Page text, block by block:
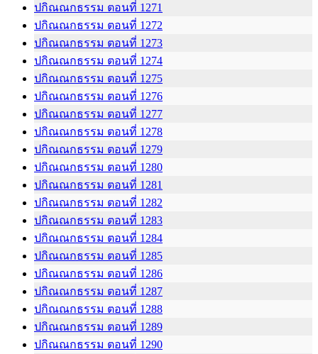
ปกิณณกธรรม ตอนที่ 1271
ปกิณณกธรรม ตอนที่ 1272
ปกิณณกธรรม ตอนที่ 1273
ปกิณณกธรรม ตอนที่ 1274
ปกิณณกธรรม ตอนที่ 1275
ปกิณณกธรรม ตอนที่ 1276
ปกิณณกธรรม ตอนที่ 1277
ปกิณณกธรรม ตอนที่ 1278
ปกิณณกธรรม ตอนที่ 1279
ปกิณณกธรรม ตอนที่ 1280
ปกิณณกธรรม ตอนที่ 1281
ปกิณณกธรรม ตอนที่ 1282
ปกิณณกธรรม ตอนที่ 1283
ปกิณณกธรรม ตอนที่ 1284
ปกิณณกธรรม ตอนที่ 1285
ปกิณณกธรรม ตอนที่ 1286
ปกิณณกธรรม ตอนที่ 1287
ปกิณณกธรรม ตอนที่ 1288
ปกิณณกธรรม ตอนที่ 1289
ปกิณณกธรรม ตอนที่ 1290